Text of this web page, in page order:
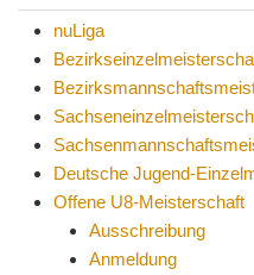
nuLiga
Deutsche Jugend-
Offene U8-Meisterschaft
Ausschreibung
Anmeldung